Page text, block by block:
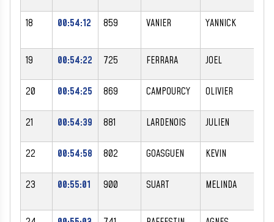
18 00:54:12 859 VANIER YANNICK
19 00:54:22 725 FERRARA JOEL
20 00:54:25 869 CAMPOURCY OLIVIER
21 00:54:39 881 LARDENOIS JULIEN
22 00:54:58 802 GOASGUEN KEVIN
23 00:55:01 900 SUART MELINDA